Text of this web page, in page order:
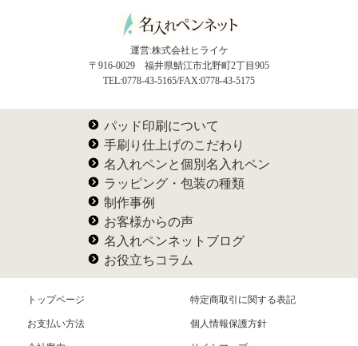
運営:株式会社ヒライケ
〒916-0029 福井県鯖江市北野町2丁目905
TEL:0778-43-5165/FAX:0778-43-5175
パッド印刷について
手刷り仕上げのこだわり
名入れペンと個別名入れペン
ラッピング・包装の種類
制作事例
お客様からの声
名入れペンネットブログ
お役立ちコラム
トップページ 特定商取引に関する表記
お支払い方法 個人情報保護方針